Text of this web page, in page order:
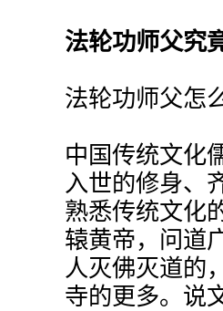
法轮功师父究
法轮功师父怎
中国传统文化
入世的修身、
熟悉传统文化
辕黄帝，问道
人灭佛灭道的
寺的更多。说